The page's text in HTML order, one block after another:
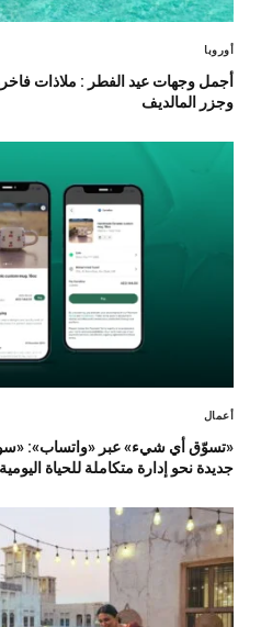
أوروبا
أجمل وجهات عيد الفطر : ملاذات
وجزر المالديف
أعمال
«تسوّق أي شيء» عبر «واتساب»:
جديدة نحو إدارة متكاملة للحياة